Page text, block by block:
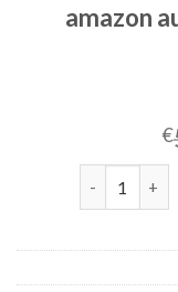
amazon
€
amazon